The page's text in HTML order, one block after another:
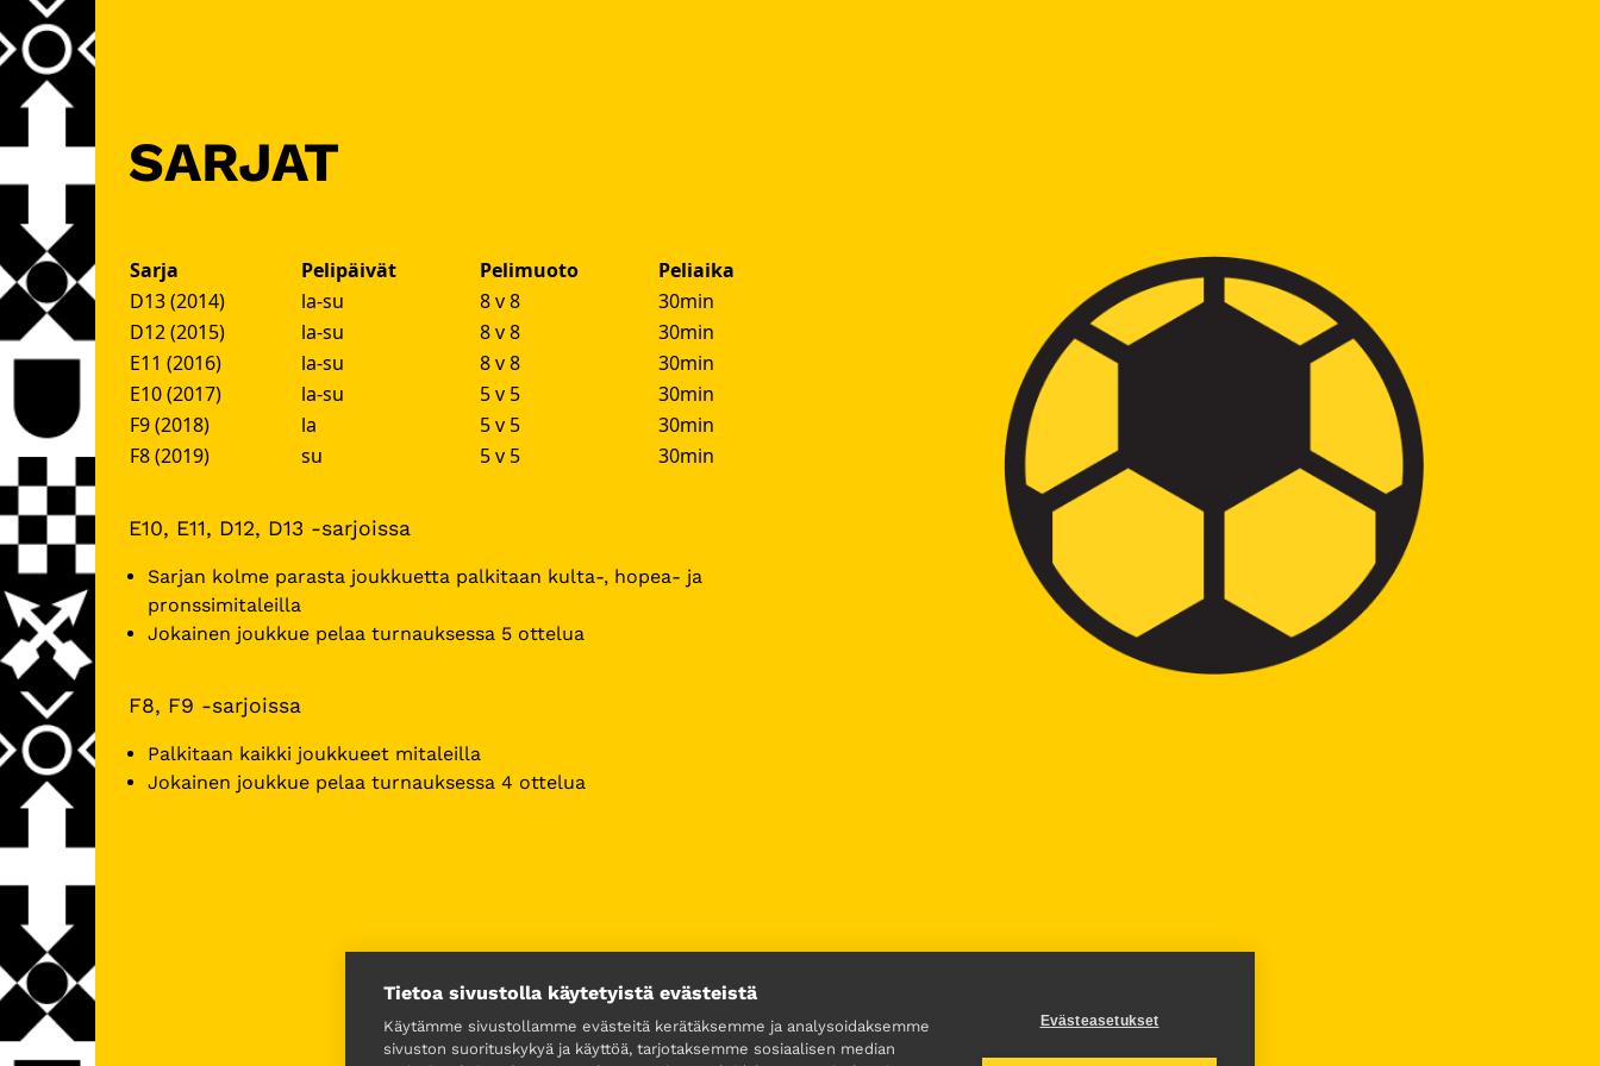
Tietoa sivustolla käytetyistä evästeistä
Käytämme sivustollamme evästeitä kerätäksemme ja analysoidaksemme
sivuston suorituskykyä ja käyttöä, tarjotaksemme sosiaalisen median
Evästeasetukset
SARJAT
Sarja Pelipäivät Pelimuoto
Peliaika
D13 (2014)
la-su 8 v 8
30min
D12 (2015)
la-su 8 v 8
30min
E11 (2016)
la-su 8 v 8
30min
E10 (2017)
la-su 5 v 5
30min
F9 (2018)
la 5 v 5
30min
F8 (2019)
su 5 v 5 30min
E10, E11, D12, D13 -sarjoissa
Sarjan kolme parasta joukkuetta palkitaan kulta-, hopea- ja
pronssimitaleilla
Jokainen joukkue pelaa turnauksessa 5 ottelua
F8, F9 -sarjoissa
Palkitaan kaikki joukkueet mitaleilla
Jokainen joukkue pelaa turnauksessa 4 ottelua